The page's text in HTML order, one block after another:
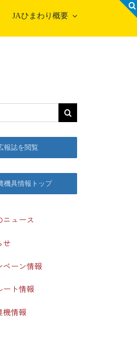
JAひまわり概要
報誌を閲覧
機具情報トップ
ニュース
せ
ペーン情報
ート情報
機情報